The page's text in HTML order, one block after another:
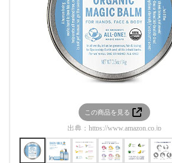
この商品を見る
出典： https://www.amazon.co.jp